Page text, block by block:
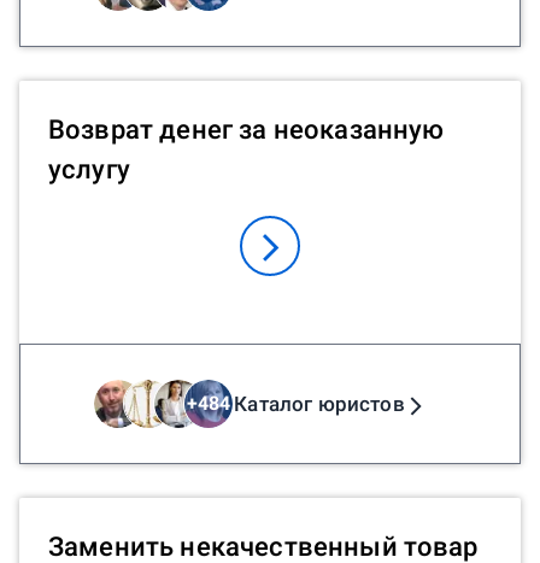
Возврат денег за неоказанную
услугу
+484Каталог юристов
Заменить некачественный товар